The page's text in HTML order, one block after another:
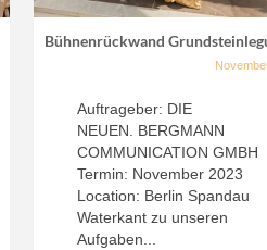
Bühnenrückwand
Auftrageber: DIE
NEUEN. BERGMANN
COMMUNICATION GMBH
Termin: November 2023
Location: Berlin Spandau
Waterkant zu unseren
Aufgaben...